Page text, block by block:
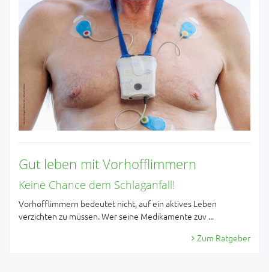
Gut leben mit Vorhofflimmern
Keine Chance dem Schlaganfall!
Vorhofflimmern bedeutet nicht, auf ein aktives Leben
verzichten zu müssen. Wer seine Medikamente zuv ...
Zum Ratgeber